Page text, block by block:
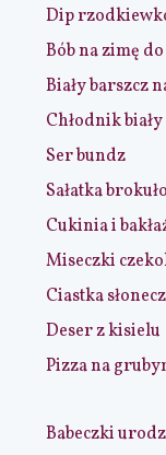
Dip
Bób na zimę
Biały barszcz
Chłodnik biały
Ser bundz
Sałatka
Cukinia i
Miseczki
Ciastka
Deser z kisielu
Pizza na
Babeczki